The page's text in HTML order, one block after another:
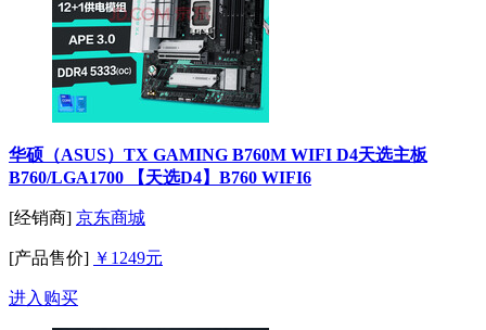
华硕（ASUS）TX GAMING B760M WIFI D4天选主板
B760/LGA1700 【天选D4】B760 WIFI6
[经销商] 京东商城
[产品售价] ￥1249元
进入购买